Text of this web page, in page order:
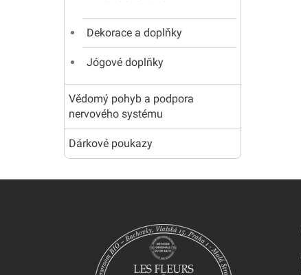
Dekorace a doplňky
Jógové doplňky
Vědomý pohyb a podpora
nervového systému
Dárkové poukazy